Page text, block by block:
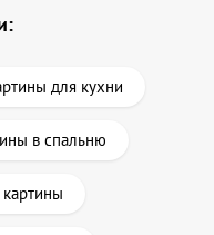
для кухни
в спальню